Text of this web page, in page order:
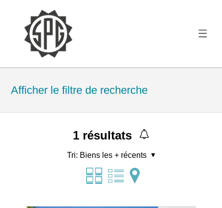
Afficher le filtre de recherche
1résultats
Tri: Biens les + récents